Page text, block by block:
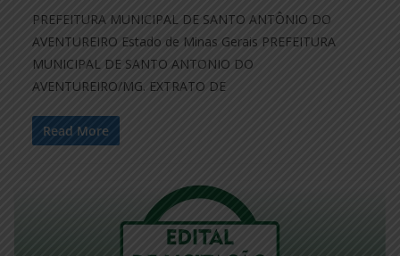
PREFEITURA MUNICIPAL DE SANTO ANTÔNIO DO
AVENTUREIRO Estado de Minas Gerais PREFEITURA
MUNICIPAL DE SANTO ANTONIO DO
AVENTUREIRO/MG. EXTRATO DE
Read More